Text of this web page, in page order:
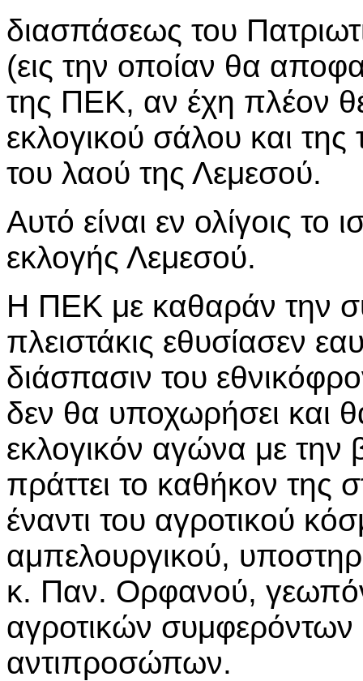
διασπάσεως του
(εις την οποίαν θα
της ΠΕΚ, αν έχη πλέον
εκλογικού σάλου και της
του λαού της Λεμεσού.
Αυτό είναι εν ολίγοις το
εκλογής Λεμεσού.
Η ΠΕΚ με καθαράν την
πλειστάκις εθυσίασεν
διάσπασιν του
δεν θα υποχωρήσει και
εκλογικόν αγώνα με την
πράττει το καθήκον της
έναντι του αγροτικού
αμπελουργικού,
κ. Παν. Ορφανού,
αγροτικών
αντιπροσώπων.